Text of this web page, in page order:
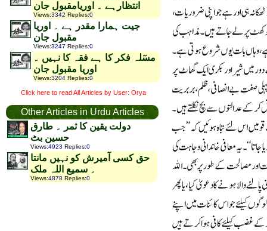
انتظارہے ۔ اوریامقبول جان
Views:3342 Replies:0
جیت ہمارا مقدر ہے ۔ اوریا
مقبول جان
Views:3247 Replies:0
مسٓلہ فکر کا ہے فقہ کا نہیں ۔
اوریا مقبول جان
Views:3204 Replies:0
Click here to read All Articles by User: Orya
Other Articles in Urdu Articles
دولت یقین کا ثمر ۔ طارق
حسین بٹ
Views:4923 Replies:0
حق کسی آمیرش کو نہیں مانتا
۔ سمیع اللہ ملک
Views:4878 Replies:0